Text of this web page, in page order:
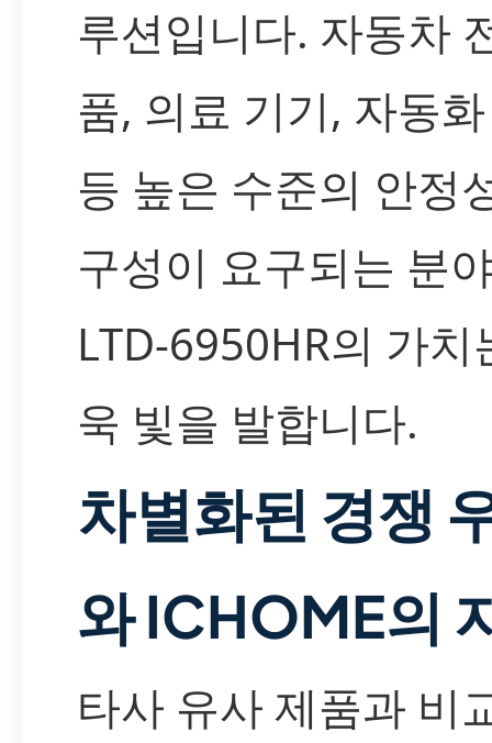
루션입니다. 자동차
품, 의료 기기, 자동
등 높은 수준의 안정
구성이 요구되는 분
LTD-6950HR의 가치
욱 빛을 발합니다.
차별화된 경쟁
와 ICHOME의
타사 유사 제품과 비